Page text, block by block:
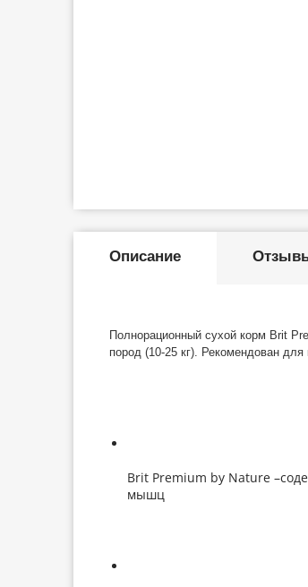
Описание
Полнорационный сухой корм Brit
пород (10-25 кг). Рекомендован
Brit Premium by Nature
мышц